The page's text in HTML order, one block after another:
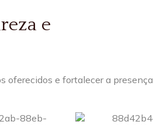
e
oferecidos e fortalecer a presença